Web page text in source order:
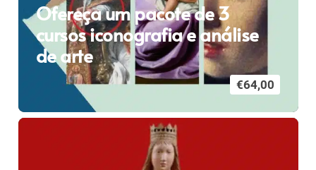
Ofereça um pacote de 3
cursos iconografia e análise
de arte
€64,00